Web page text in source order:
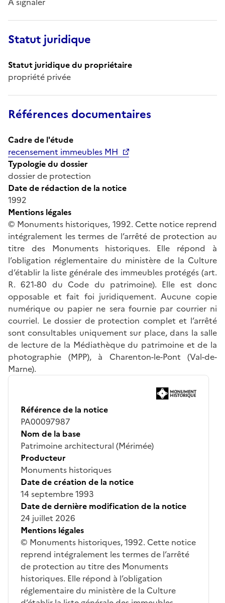
Statut juridique
Statut juridique du propriétaire
propriété privée
Références documentaires
Cadre de l'étude
recensement immeubles MH
Typologie du dossier
dossier de protection
Date de rédaction de la notice
1992
Mentions légales
© Monuments historiques, 1992. Cette notice reprend
intégralement les termes de l’arrêté de protection au
titre des Monuments historiques. Elle répond à
l’obligation réglementaire du ministère de la Culture
d’établir la liste générale des immeubles protégés (art.
R. 621-80 du Code du patrimoine). Elle est donc
opposable et fait foi juridiquement. Aucune copie
numérique ou papier ne sera fournie par courrier ni
courriel. Le dossier de protection complet et l’arrêté
sont consultables uniquement sur place, dans la salle
de lecture de la Médiathèque du patrimoine et de la
photographie (MPP), à Charenton-le-Pont (Val-de-
Marne).
Référence de la notice
PA00097987
Nom de la base
Patrimoine architectural (Mérimée)
Producteur
Monuments historiques
Date de création de la notice
14 septembre 1993
Date de dernière modification de la notice
24 juillet 2026
Mentions légales
© Monuments historiques, 1992. Cette notice
reprend intégralement les termes de l’arrêté
de protection au titre des Monuments
historiques. Elle répond à l’obligation
réglementaire du ministère de la Culture